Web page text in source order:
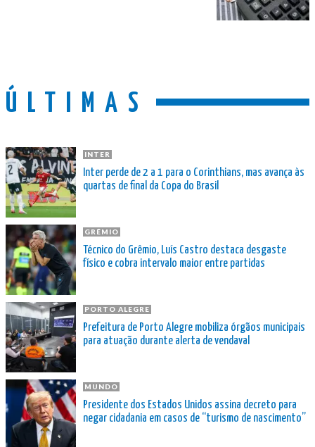
ÚLTIMAS
INTER
Inter perde de 2 a 1 para o Corinthians, mas avança às
quartas de final da Copa do Brasil
GRÊMIO
Técnico do Grêmio, Luís Castro destaca desgaste
físico e cobra intervalo maior entre partidas
PORTO ALEGRE
Prefeitura de Porto Alegre mobiliza órgãos municipais
para atuação durante alerta de vendaval
MUNDO
Presidente dos Estados Unidos assina decreto para
negar cidadania em casos de “turismo de nascimento”